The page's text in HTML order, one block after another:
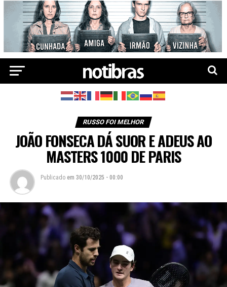
RUSSO FOI MELHOR
JOÃO FONSECA DÁ SUOR E ADEUS AO
MASTERS 1000 DE PARIS
Publicado em 30/10/2025 - 00:00